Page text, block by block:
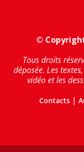
©
Tous droits
déposée. Les
vidéo et les
Contacts|